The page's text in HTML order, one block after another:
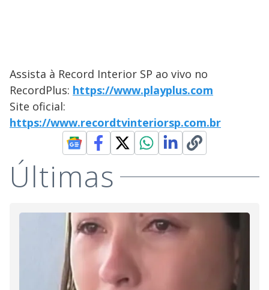
Assista à Record Interior SP ao vivo no
RecordPlus: https://www.playplus.com
Site oficial:
https://www.recordtvinteriorsp.com.br
Últimas